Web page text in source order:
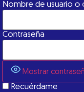
Nombre de usuario
Contraseña
Mostrar
Recuérdame